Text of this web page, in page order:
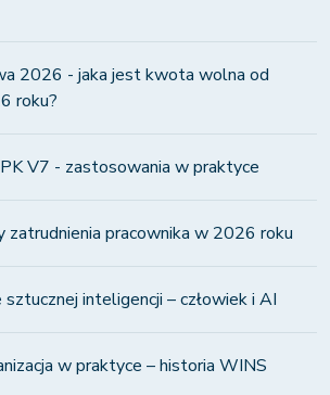
2026 - jaka jest kwota wolna od
roku?
V7 - zastosowania w praktyce
zatrudnienia pracownika w 2026 roku
inteligencji – człowiek i AI
w praktyce – historia WINS